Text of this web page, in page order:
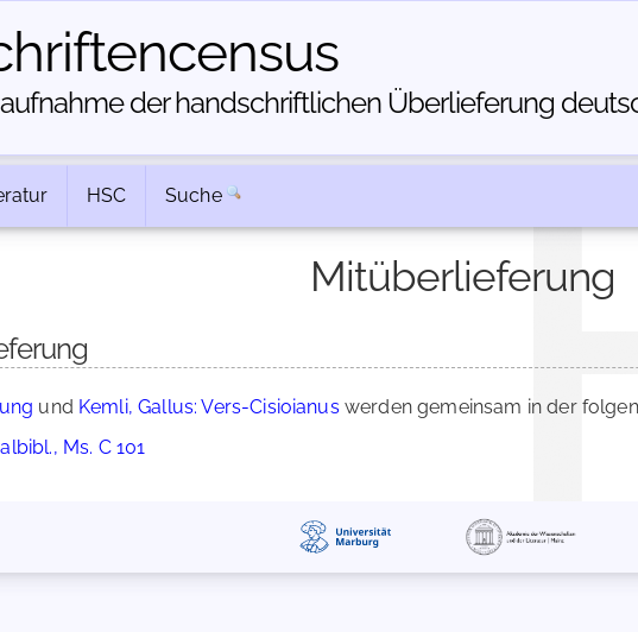
der handschriftlichen Über­lieferung
HSC Suche
Mitüberlieferung
und Kemli, Gallus: Vers-Cisioianus werden gemeinsam in der
Ms. C 101